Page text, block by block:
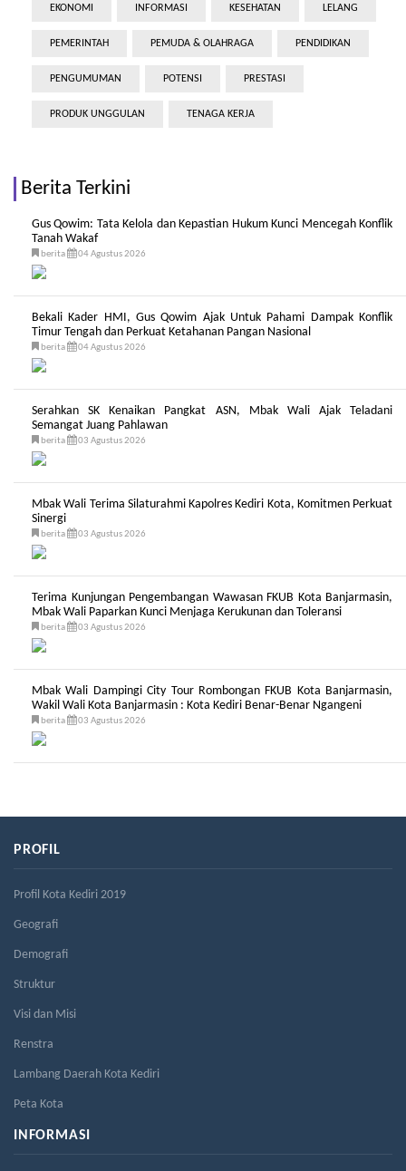
EKONOMI INFORMASI KESEHATAN LELANG
PEMERINTAH PEMUDA & OLAHRAGA PENDIDIKAN
PENGUMUMAN POTENSI PRESTASI
PRODUK UNGGULAN TENAGA KERJA
Berita Terkini
Gus Qowim: Tata Kelola dan Kepastian Hukum Kunci Mencegah Konflik
Tanah Wakaf
berita 04 Agustus 2026
Bekali Kader HMI, Gus Qowim Ajak Untuk Pahami Dampak Konflik
Timur Tengah dan Perkuat Ketahanan Pangan Nasional
berita 04 Agustus 2026
Serahkan SK Kenaikan Pangkat ASN, Mbak Wali Ajak Teladani
Semangat Juang Pahlawan
berita 03 Agustus 2026
Mbak Wali Terima Silaturahmi Kapolres Kediri Kota, Komitmen Perkuat
Sinergi
berita 03 Agustus 2026
Terima Kunjungan Pengembangan Wawasan FKUB Kota Banjarmasin,
Mbak Wali Paparkan Kunci Menjaga Kerukunan dan Toleransi
berita 03 Agustus 2026
Mbak Wali Dampingi City Tour Rombongan FKUB Kota Banjarmasin,
Wakil Wali Kota Banjarmasin : Kota Kediri Benar-Benar Ngangeni
berita 03 Agustus 2026
PROFIL
Profil Kota Kediri 2019
Geografi
Demografi
Struktur
Visi dan Misi
Renstra
Lambang Daerah Kota Kediri
Peta Kota
INFORMASI